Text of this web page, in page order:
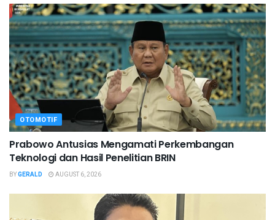
OTOMOTIF
Prabowo Antusias Mengamati Perkembangan
Teknologi dan Hasil Penelitian BRIN
BYGERALD AUGUST 6, 2026